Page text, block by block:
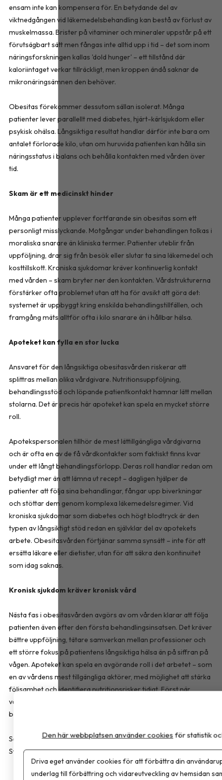
ensam inte kan kompensera för. En betydande del av
viktnedgången vid läkemedelsbehandling kan bestå av förlust av
muskelmassa. Brister på vitaminer och mineraler uppstår på ett
förutsägbart sätt men fångas inte alltid upp i tid – det som inom
näringsforskningen kallas 'dold hunger' – ett tillstånd där
kaloriintaget verkar tillräckligt, men kroppen ändå saknar de
mikronäringsämnen den behöver.
Obesitas förekommer dessutom sällan isolerat. Många
patienter lever parallellt med diabetes, hjärt-kärlsjukdom eller
psykisk ohälsa. Långsiktiga resultat handlar därför inte bara om
antalet förlorade kilo, utan om huruvida patienten kan hålla sin
näringsstatus i balans och behålla kontakten med vården över
tid.
Skam är ett medicinskt hinder
Många patienter upplever fortfarande sin obesitas som ett
personligt misslyckande. Motgångar under behandlingen tolkas i
moraliska snarare än kliniska termer. Patienter uteblir från
uppföljning, drar sig från besök eller slutar ta sina läkemedel och
kosttillskott. Kroniska sjukdomar kräver kontinuerlig kontakt
med vården – skam bryter ner den kontakten. Vårdstrukturerna
förstärker ofta problemet utan att ha för avsikt att göra det:
systemet är uppbyggt kring enskilda behandlingstillfällen, och
framgång mäts alltför ofta i kilo snarare än i hållbar hälsa.
Apoteket kan fylla en stor lucka
Ansvaret för den långsiktiga obesitasvården riskerar att
splittras mellan olika vårdgivare. Nutritionsuppföljning,
behandlingsstöd och löpande patientkontakt hamnar lätt mellan
stolarna. Det är precis här apoteket kan spela en mycket större
roll.
Apotekspersonalen tillhör de mest lättillgängliga vårdgivarna
och är ofta en av de få vårdkontakter som faktiskt finns kvar
under ett långt behandlingsförlopp. Deras roll handlar redan om
betydligt mer än att lämna ut recept – dagligen hjälper de
patienter att följa sina behandlingar, fångar upp biverkningar
och stöttar dem genom komplexa läkemedelsregimer. Vid
kroniska sjukdomar som diabetes och högt blodtryck är den
typen av långsiktigt stöd redan en självklar del av apotekets
arbete. Obesitasvården förtjänar samma synsätt – inte för att
ersätta läkare eller dietister, utan för att säkra den kontinuitet
som idag saknas.
Kronisk sjukdom kräver kronisk vård
Nästa fas i obesitasvården avgörs av om vården klarar att följa
patienten även efter den första behandlingsinsatsen. Det kräver
bättre uppföljning, tätare samverkan mellan professioner och
ett större fokus på patientens långsiktiga hälsa än på siffran på
vågen. Apoteket kan spela en avgörande roll i det arbetet – som
en av vårdens mest tillgängliga aktörer, med möjlighet att stärka
följsamhet och identifiera nutritionsrisker tidigt. Först när
vårdsystemet tar ansvar för hela patientresan kan vi säga att vi
behandlar obesitas som den kroniska sjukdom den faktiskt är.
Sara Bussqvist är leg. dietist och produktspecialist hos FitForMe,
Sverige som erbjuder kosttillskott inom överviktsvård.
Den här webbplatsen använder cookies för statistik
Driva eget använder cookies för att förbättra din
underlag till förbättring och vidareutveckling av hemsidan